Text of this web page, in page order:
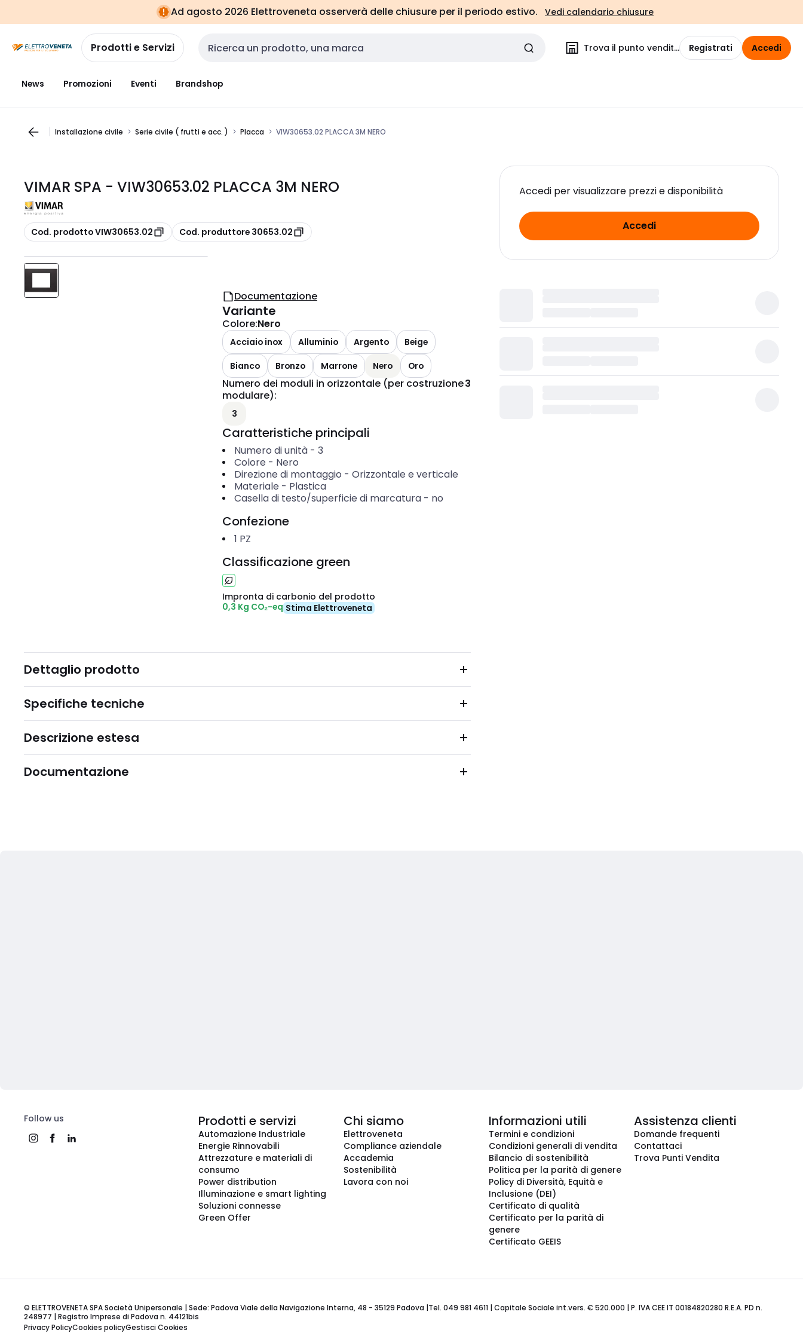
navigazionealla
pagina
Ad agosto 2026 Elettroveneta osserverà delle chiusure per il periodo estivo. Vedi calendario chiusure
Prodotti e Servizi Cerca input Trova il punto vendita Registrati Accedi
News Promozioni Eventi Brandshop
Installazione civile Serie civile ( frutti e acc. ) Placca VIW30653.02 PLACCA 3M NERO
VIMAR SPA - VIW30653.02 PLACCA 3M NERO
copia
Cod. prodotto VIW30653.02 copia
Cod. produttore 30653.02
Accedi per visualizzare prezzi e disponibilità
Accedi
Documentazione
Variante
Colore:Nero
Acciaio inox Alluminio Argento
Beige
Bianco
Bronzo Marrone Nero Oro
Numero dei moduli in orizzontale (per costruzione
modulare):
3
3
Caratteristiche principali
Numero di unità- 3
Colore - Nero
Direzione di montaggio - Orizzontale e verticale
Materiale - Plastica
Casella di testo/superficie di marcatura- no
Confezione
1 PZ
Classificazione green
Impronta di carbonio del prodotto
0,3 Kg CO₂-eq Stima Elettroveneta
Dettaglio prodotto
Specifiche tecniche
Descrizione estesa
Documentazione
Follow us Prodotti e servizi
Automazione Industriale
Energie Rinnovabili
Attrezzature e materiali di
consumo
Power distribution
Illuminazione e smart lighting
Soluzioni connesse
Green Offer
Chi siamo
Elettroveneta
Compliance aziendale
Accademia
Sostenibilità
Lavora con noi
Informazioni utili
Termini e condizioni
Condizioni generali di vendita
Bilancio di sostenibilità
Politica per la parità di genere
Policy di Diversità, Equità e
Inclusione (DEI)
Certificato di qualità
Certificato per la parità di
genere
Certificato GEEIS
Assistenza clienti
Domande frequenti
Contattaci
Trova Punti Vendita
© ELETTROVENETA SPA Società Unipersonale | Sede: Padova Viale della Navigazione Interna, 48 - 35129 Padova |Tel. 049 981 4611 | Capitale Sociale int.vers. € 520.000 | P. IVA CEE IT 00184820280 R.E.A. PD n.
248977 | Registro Imprese di Padova n. 44121bis
Privacy PolicyCookies policyGestisci Cookies